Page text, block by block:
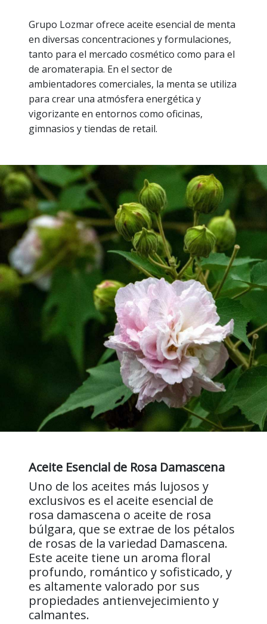
Grupo Lozmar ofrece aceite esencial de menta
en diversas concentraciones y formulaciones,
tanto para el mercado cosmético como para el
de aromaterapia. En el sector de
ambientadores comerciales, la menta se utiliza
para crear una atmósfera energética y
vigorizante en entornos como oficinas,
gimnasios y tiendas de retail.
Aceite Esencial de Rosa Damascena
Uno de los aceites más lujosos y
exclusivos es el aceite esencial de
rosa damascena o aceite de rosa
búlgara, que se extrae de los pétalos
de rosas de la variedad Damascena.
Este aceite tiene un aroma floral
profundo, romántico y sofisticado, y
es altamente valorado por sus
propiedades antienvejecimiento y
calmantes.